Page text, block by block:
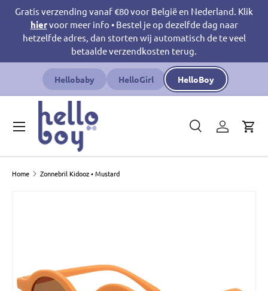
Ga naar inhoud
Gratis verzending vanaf €80 voor België en Nederland. Klik
hiervoor meer info • Bestel je op dezelfde dag naar
hetzelfde adres, dan storten wij automatisch de te veel
betaalde verzendkosten terug.
Hellobaby HelloGirl HelloBoy
Zoeken
Productsoort
ZoekenInloggen
Home Zonnebril Kidooz • Mustard